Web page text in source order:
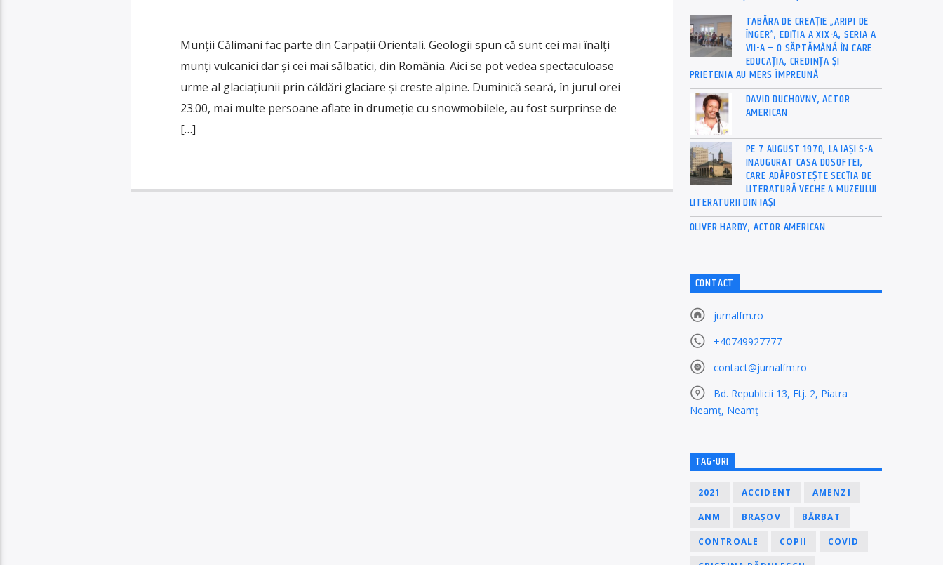
Munții Călimani fac parte din Carpații Orientali. Geologii spun că sunt cei mai înalți
munți vulcanici dar și cei mai sălbatici, din România. Aici se pot vedea spectaculoase
urme al glaciațiunii prin căldări glaciare și creste alpine. Duminică seară, în jurul orei
23.00, mai multe persoane aflate în drumeție cu snowmobilele, au fost surprinse de
[…]
TABĂRA DE CREAȚIE „ARIPI DE
ÎNGER”, EDIȚIA A XIX-A, SERIA A
VII-A – O SĂPTĂMÂNĂ ÎN CARE
EDUCAȚIA, CREDINȚA ȘI
PRIETENIA AU MERS ÎMPREUNĂ
DAVID DUCHOVNY, ACTOR
AMERICAN
PE 7 AUGUST 1970, LA IAŞI S-A
INAUGURAT CASA DOSOFTEI,
CARE ADĂPOSTEŞTE SECŢIA DE
LITERATURĂ VECHE A MUZEULUI
LITERATURII DIN IAŞI
OLIVER HARDY, ACTOR AMERICAN
CONTACT
jurnalfm.ro
+40749927777
contact@jurnalfm.ro
Bd. Republicii 13, Etj. 2, Piatra
Neamț, Neamț
TAG-URI
2021 ACCIDENT AMENZI
ANM BRAȘOV BĂRBAT
CONTROALE COPII COVID